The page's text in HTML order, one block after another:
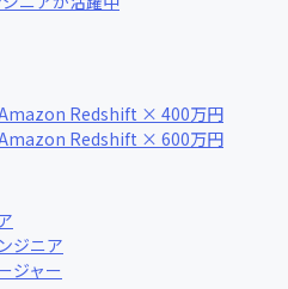
Redshift × 400万円
Redshift × 600万円
ジニア
ジャー